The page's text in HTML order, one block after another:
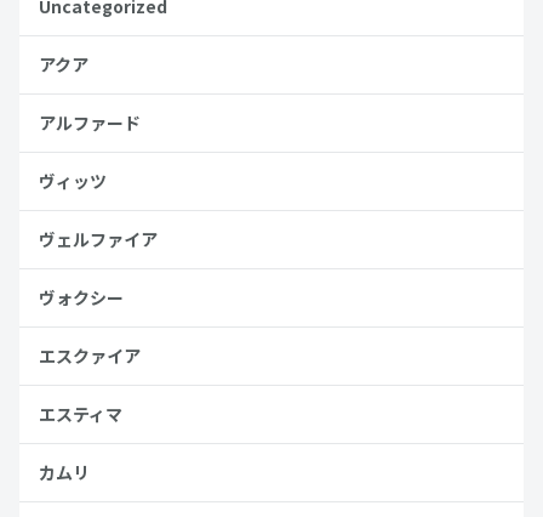
Uncategorized
アクア
アルファード
ヴィッツ
ヴェルファイア
ヴォクシー
エスクァイア
エスティマ
カムリ